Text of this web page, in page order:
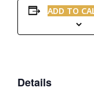
ADD TO
Details